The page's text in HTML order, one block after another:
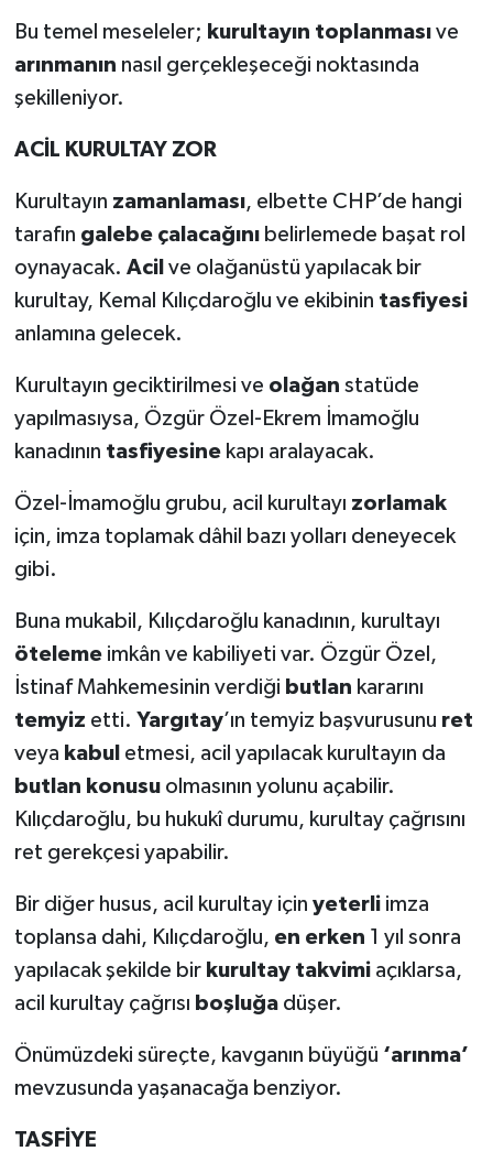
Bu temel meseleler; kurultayın toplanmasıve
arınmanın nasıl gerçekleşeceği noktasında
şekilleniyor.
ACİL KURULTAY ZOR
Kurultayın zamanlaması, elbette CHP’de hangi
tarafın galebe çalacağınıbelirlemede başat rol
oynayacak. Acil ve olağanüstü yapılacak bir
kurultay, Kemal Kılıçdaroğlu ve ekibinin tasfiyesi
anlamına gelecek.
Kurultayın geciktirilmesi ve olağan statüde
yapılmasıysa, Özgür Özel-Ekrem İmamoğlu
kanadının tasfiyesinekapı aralayacak.
Özel-İmamoğlu grubu, acil kurultayı zorlamak
için, imza toplamak dâhil bazı yolları deneyecek
gibi.
Buna mukabil, Kılıçdaroğlu kanadının, kurultayı
ötelemeimkân ve kabiliyeti var. Özgür Özel,
İstinaf Mahkemesinin verdiği butlan kararını
temyiz etti. Yargıtay’ın temyiz başvurusunu ret
veya kabul etmesi, acil yapılacak kurultayın da
butlan konusuolmasının yolunu açabilir.
Kılıçdaroğlu, bu hukukî durumu, kurultay çağrısını
ret gerekçesi yapabilir.
Bir diğer husus, acil kurultay için yeterliimza
toplansa dahi, Kılıçdaroğlu, en erken 1 yıl sonra
yapılacak şekilde bir kurultay takvimiaçıklarsa,
acil kurultay çağrısı boşluğadüşer.
Önümüzdeki süreçte, kavganın büyüğü ‘arınma’
mevzusunda yaşanacağa benziyor.
TASFİYE